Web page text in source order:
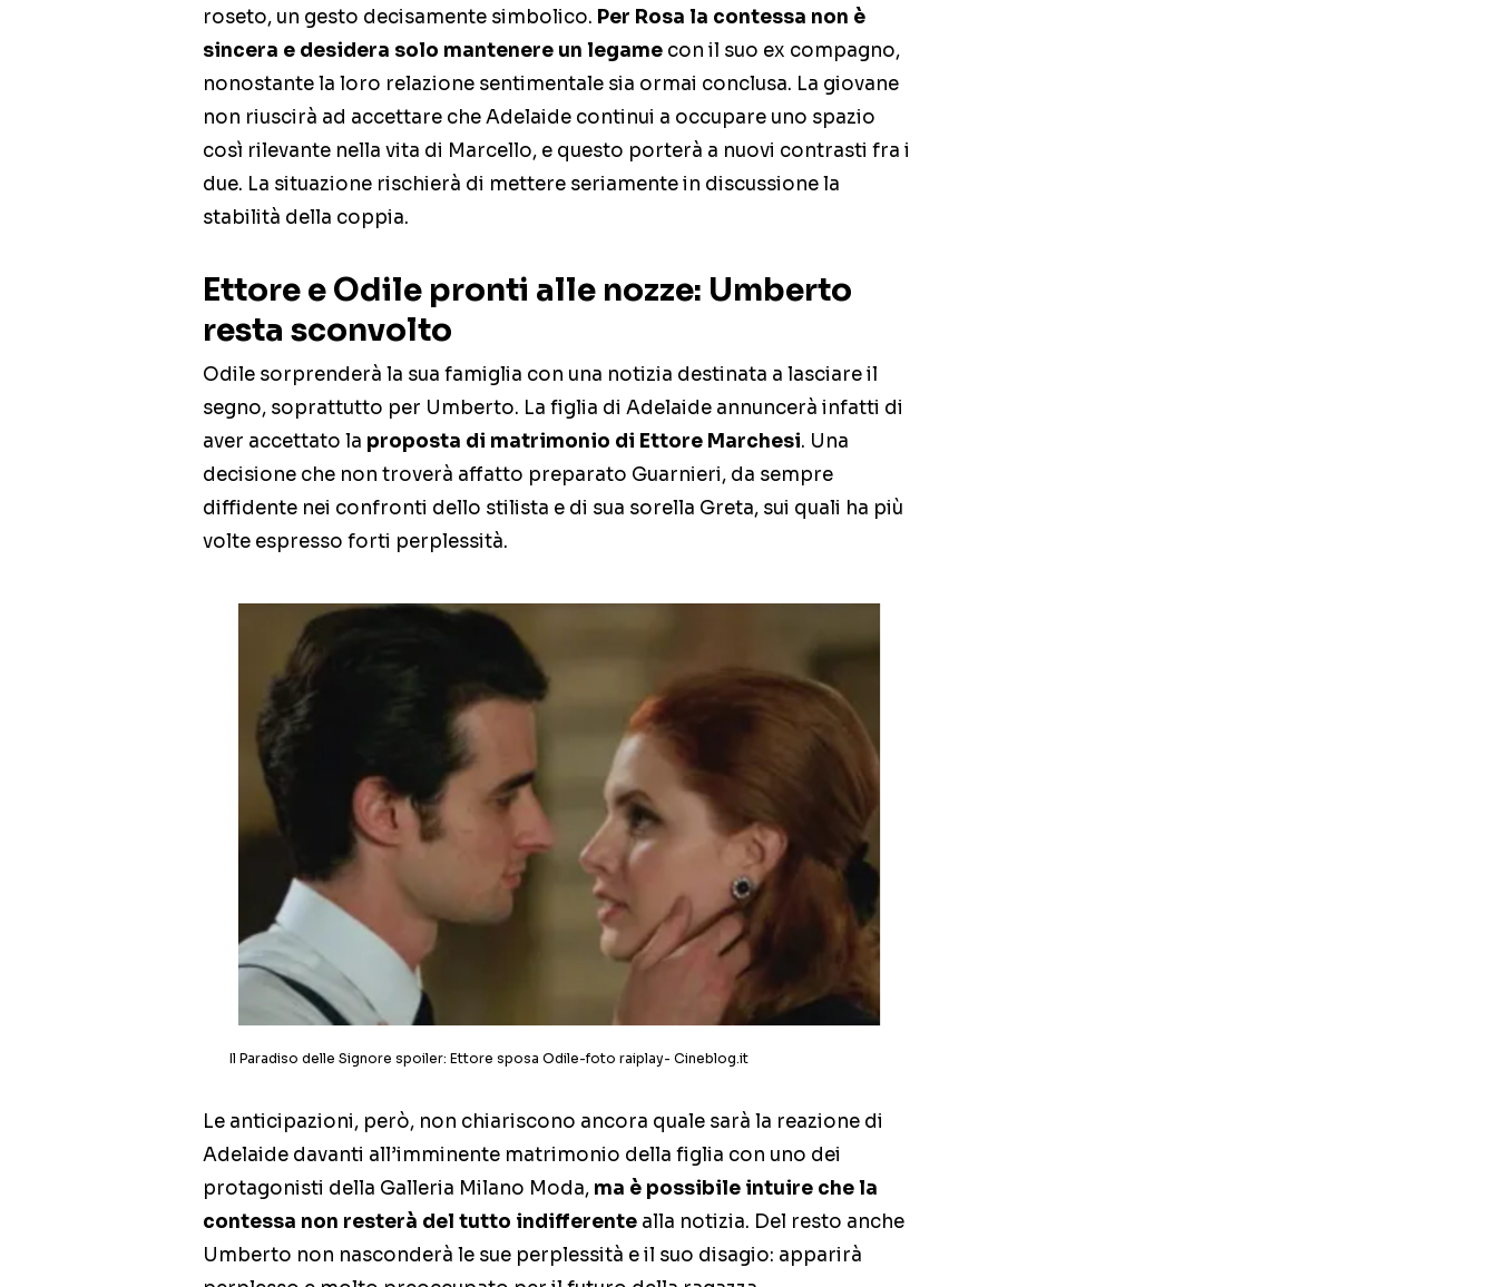
roseto, un gesto decisamente simbolico. Per Rosa la contessa non è
sincera e desidera solo mantenere un legame con il suo ex compagno,
nonostante la loro relazione sentimentale sia ormai conclusa. La giovane
non riuscirà ad accettare che Adelaide continui a occupare uno spazio
così rilevante nella vita di Marcello, e questo porterà a nuovi contrasti fra i
due. La situazione rischierà di mettere seriamente in discussione la
stabilità della coppia.
Ettore e Odile pronti alle nozze: Umberto
resta sconvolto
Odile sorprenderà la sua famiglia con una notizia destinata a lasciare il
segno, soprattutto per Umberto. La figlia di Adelaide annuncerà infatti di
aver accettato la proposta di matrimonio di Ettore Marchesi. Una
decisione che non troverà affatto preparato Guarnieri, da sempre
diffidente nei confronti dello stilista e di sua sorella Greta, sui quali ha più
volte espresso forti perplessità.
Il Paradiso delle Signore spoiler: Ettore sposa Odile-foto raiplay- Cineblog.it
Le anticipazioni, però, non chiariscono ancora quale sarà la reazione di
Adelaide davanti all’imminente matrimonio della figlia con uno dei
protagonisti della Galleria Milano Moda, ma è possibile intuire che la
contessa non resterà del tutto indifferente alla notizia. Del resto anche
Umberto non nasconderà le sue perplessità e il suo disagio: apparirà